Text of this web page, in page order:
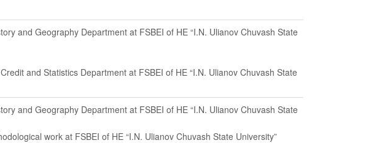
and Geography Department at FSBEI of HE “I.N. Ulianov Chuvash State
and Statistics Department at FSBEI of HE “I.N. Ulianov Chuvash State
and Geography Department at FSBEI of HE “I.N. Ulianov Chuvash State
work at FSBEI of HE “I.N. Ulianov Chuvash State University”